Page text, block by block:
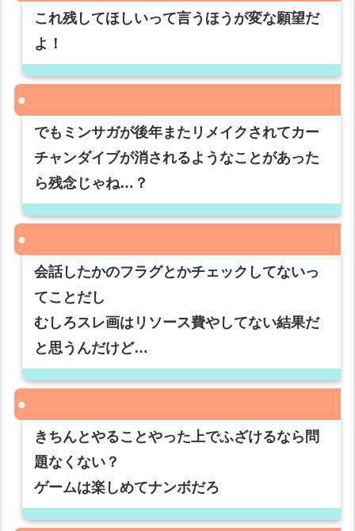
これ残してほしいって言うほうが変な願望だ
よ！
でもミンサガが後年またリメイクされてカー
チャンダイブが消されるようなことがあった
ら残念じゃね…？
会話したかのフラグとかチェックしてないっ
てことだし
むしろスレ画はリソース費やしてない結果だ
と思うんだけど…
きちんとやることやった上でふざけるなら問
題なくない？
ゲームは楽しめてナンボだろ